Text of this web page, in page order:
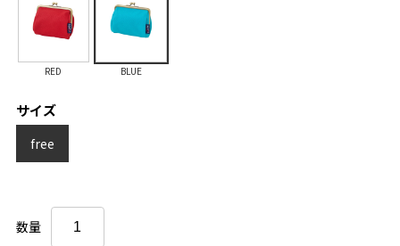
RED BLUE
サイズ
free
数量